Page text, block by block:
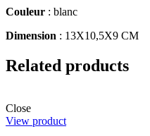
Couleur : blanc
Dimension : 13X10,5X9 CM
Related products
Close
View product